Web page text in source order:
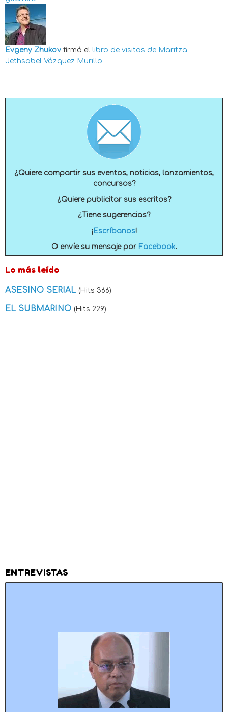
Evgeny Zhukov firmó el libro de visitas de Maritza
Jethsabel Vázquez Murillo
¿Quiere compartir sus eventos, noticias, lanzamientos,
concursos?
¿Quiere publicitar sus escritos?
¿Tiene sugerencias?
¡ Escríbanos!
O envíe su mensaje por Facebook.
Lo más leído
ASESINO SERIAL (Hits 366)
EL SUBMARINO (Hits 229)
ENTREVISTAS